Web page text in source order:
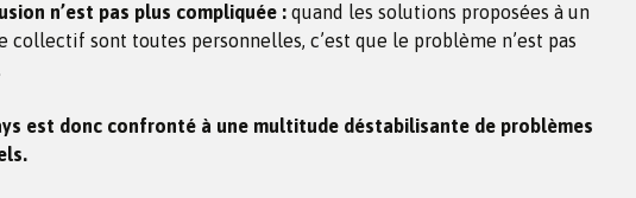
n’est pas plus compliquée : quand les solutions proposées à un
collectif sont toutes personnelles, c’est que le problème n’est pas
est donc confronté à une multitude déstabilisante de problèmes